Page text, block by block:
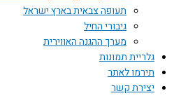
תעופה צבאית בארץ ישראל
גיבורי החיל
מערך ההגנה האווירית
גלריית תמונות
תירמו לאתר
יצירת קשר